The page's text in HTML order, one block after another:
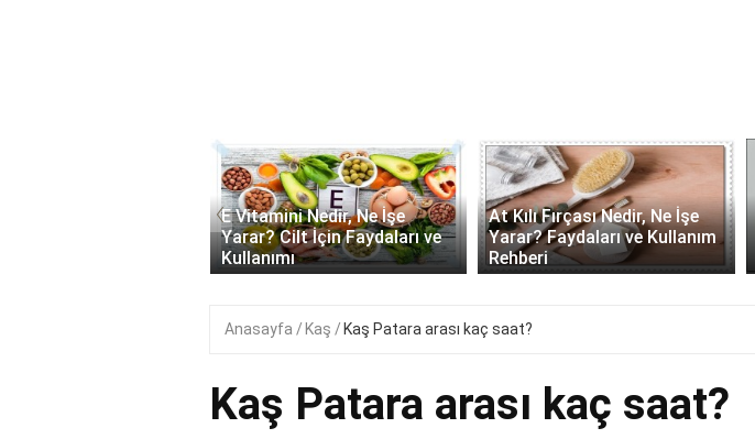
E Vitamini Nedir, Ne İşe
Yarar? Cilt İçin Faydaları ve
Kullanımı
At Kılı Fırçası Nedir, Ne İşe
Yarar? Faydaları ve Kullanım
Rehberi
‹
Anasayfa Kaş Kaş Patara arası kaç saat?
Kaş Patara arası kaç saat?